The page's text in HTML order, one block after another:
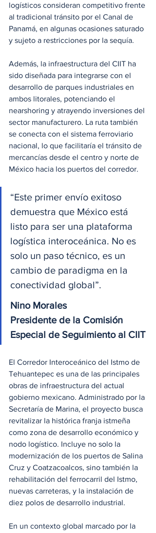
logísticos consideran competitivo frente
al tradicional tránsito por el Canal de
Panamá, en algunas ocasiones saturado
y sujeto a restricciones por la sequía.
Además, la infraestructura del CIIT ha
sido diseñada para integrarse con el
desarrollo de parques industriales en
ambos litorales, potenciando el
nearshoring y atrayendo inversiones del
sector manufacturero. La ruta también
se conecta con el sistema ferroviario
nacional, lo que facilitaría el tránsito de
mercancías desde el centro y norte de
México hacia los puertos del corredor.
“Este primer envío exitoso
demuestra que México está
listo para ser una plataforma
logística interoceánica. No es
solo un paso técnico, es un
cambio de paradigma en la
conectividad global”.
Nino Morales
Presidente de la Comisión
Especial de Seguimiento al CIIT
El Corredor Interoceánico del Istmo de
Tehuantepec es una de las principales
obras de infraestructura del actual
gobierno mexicano. Administrado por la
Secretaría de Marina, el proyecto busca
revitalizar la histórica franja istmeña
como zona de desarrollo económico y
nodo logístico. Incluye no solo la
modernización de los puertos de Salina
Cruz y Coatzacoalcos, sino también la
rehabilitación del ferrocarril del Istmo,
nuevas carreteras, y la instalación de
diez polos de desarrollo industrial.
En un contexto global marcado por la